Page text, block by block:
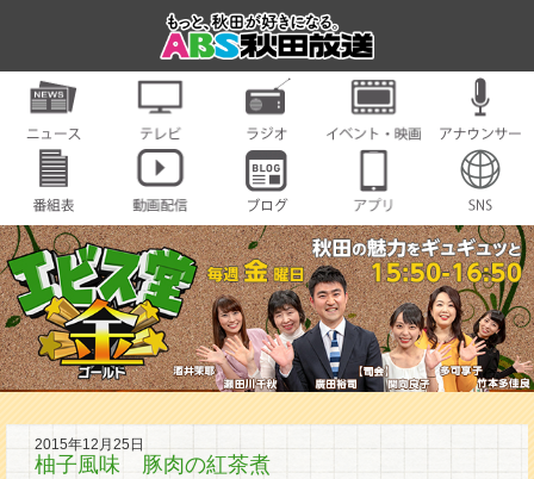
2015年12月25日
柚子風味 豚肉の紅茶煮